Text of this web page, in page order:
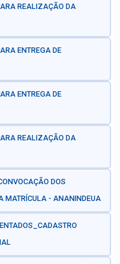
REALIZAÇÃO DA
ENTREGA DE
ENTREGA DE
REALIZAÇÃO DA
DOS
MATRÍCULA - ANANINDEUA